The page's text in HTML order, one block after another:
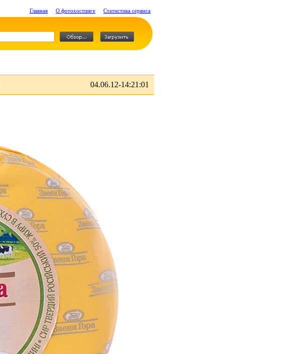
Главная О фотохостинге Статистика сервиса
04.06.12-14:21:01